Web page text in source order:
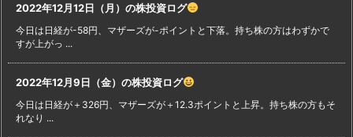
2022年12月12日（月）の株投資ログ
今日は日経が-58円、マザーズが-ポイントと下落。持ち株の方はわずかで
すが上がっ ...
2022年12月9日（金）の株投資ログ
今日は日経が＋326円、マザーズが＋12.3ポイントと上昇。持ち株の方もそ
れなり ...